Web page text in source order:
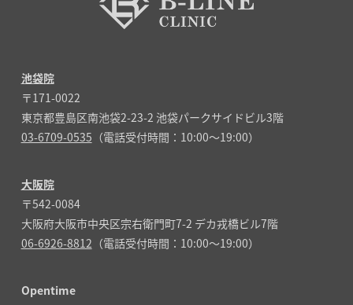
池袋院
〒171-0022
東京都豊島区南池袋2-23-2 池袋パークサイドビル3階
03-6709-0535 （電話受付時間：10:00～19:00）
大阪院
〒542-0084
大阪府大阪市中央区宗右衛門町7-2 デカ戎橋ビル7階
06-6926-8812 （電話受付時間：10:00～19:00）
Opentime